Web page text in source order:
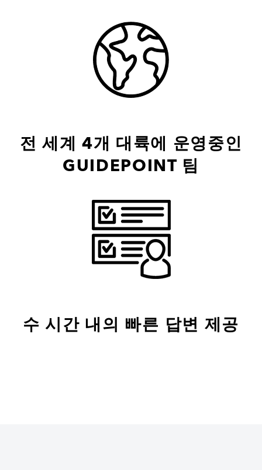
전 세계 4개 대륙에 운영중인
GUIDEPOINT 팀
수 시간 내의 빠른 답변 제공